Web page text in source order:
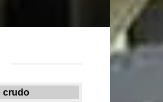
crudo